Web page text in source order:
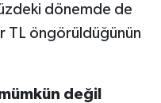
dönemde de
TL öngörüldüğünün
değil